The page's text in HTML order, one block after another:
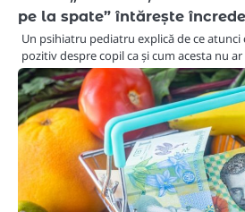
pe la spate” întărește
Un psihiatru pediatru explică de ce
pozitiv despre copil ca și cum acesta nu